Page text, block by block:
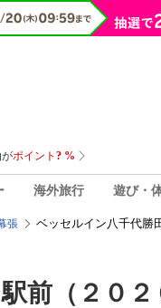
海外旅行 遊び・
張 ベッセルイン八千代勝
前（２０２